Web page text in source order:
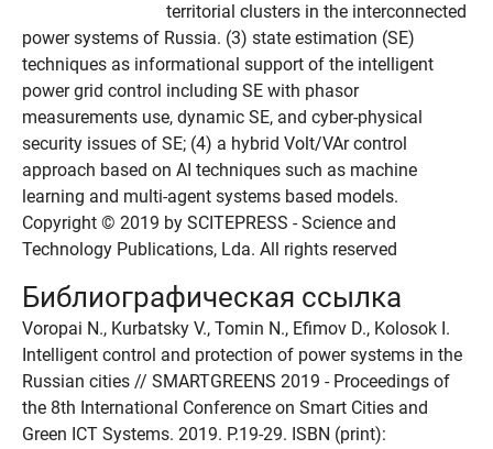
territorial clusters in the interconnected
power systems of Russia. (3) state estimation (SE)
techniques as informational support of the intelligent
power grid control including SE with phasor
measurements use, dynamic SE, and cyber-physical
security issues of SE; (4) a hybrid Volt/VAr control
approach based on AI techniques such as machine
learning and multi-agent systems based models.
Copyright © 2019 by SCITEPRESS - Science and
Technology Publications, Lda. All rights reserved
Библиографическая ссылка
Voropai N., Kurbatsky V., Tomin N., Efimov D., Kolosok I.
Intelligent control and protection of power systems in the
Russian cities // SMARTGREENS 2019 - Proceedings of
the 8th International Conference on Smart Cities and
Green ICT Systems. 2019. P.19-29. ISBN (print):